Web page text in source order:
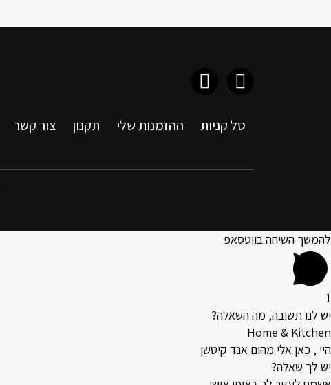
סל קניות ההזמנות שלי תקנון צור קשר
להמשך השיחה בווטסאפ
1
יש לנו תשובה, מה השאלה?
Home & Kitchen
היי , כאן אלי מהום אנד קיטשן
יש לך שאלה?